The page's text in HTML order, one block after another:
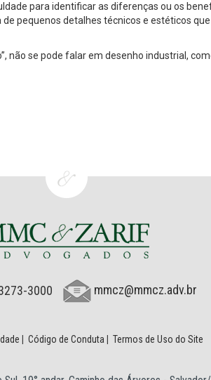
para identificar as diferenças ou os
pequenos detalhes técnicos e estéticos que
não se pode falar em desenho industrial,
3000 mmcz@mmcz.adv.br
Código de Conduta Termos de Uso do Site